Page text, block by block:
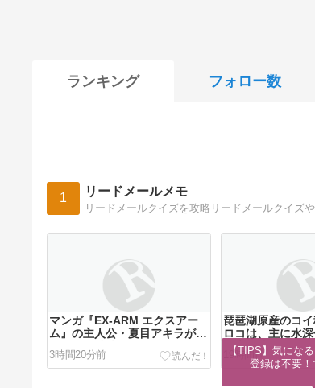
ランキング フォロー数
1 リードメールメモ
リードメールクイズを攻略リードメールクイズ
マンガ『EX-ARM エクスアー
ム』の主人公・夏目アキラが持
3時間20分前
琵琶湖原産のコ
ロコは、主に水
泥底に棲んでい
19時間前
【TIPS】気にな
登録は不要！